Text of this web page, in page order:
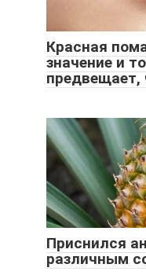
Красная
значение и
предвещает,
Приснился
различным